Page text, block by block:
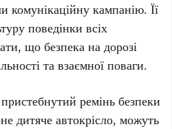
комунікаційну кампанію. Її
поведінки всіх
що безпека на дорозі
та взаємної поваги.
ремінь безпеки
дитяче автокрісло, можуть